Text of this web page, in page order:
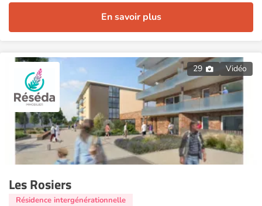
En savoir plus
29 Vidéo
Les Rosiers
Résidence intergénérationnelle